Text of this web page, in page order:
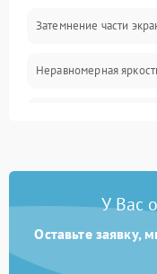
Механические
Программное
Сеть и подключения
Аудио
Затемнение части
Неравномерная
У Вас
Оставьте заявку,